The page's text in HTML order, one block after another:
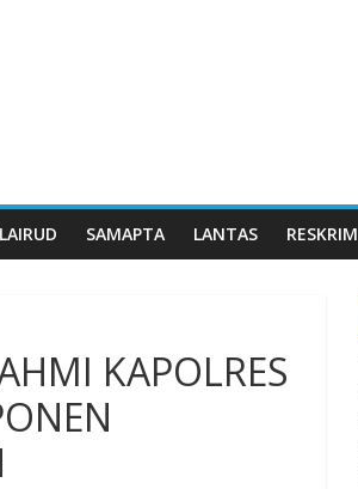
SAMAPTA LANTAS RESKRIM
KAPOLRES